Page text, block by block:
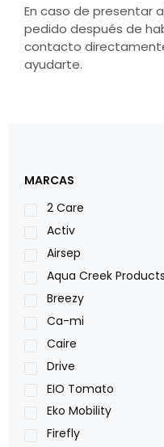
En caso de presentar
pedido después de
contacto
ayudarte.
MARCAS
2 Care
Activ
Airsep
Aqua Creek Products
Breezy
Ca-mi
Caire
Drive
EIO Tomato
Eko Mobility
Firefly